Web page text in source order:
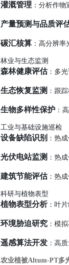
灌溉管理 ：分析作
产量预测与品质评
碳汇核算 ：高分辨
林业与生态监测
森林健康评估：多
生态恢复监测 ：跟
生物多样性保护 ：
工业与基础设施巡检
设备缺陷识别 ：热
光伏电站监测 ：热
建筑节能评估：热
科研与植物表型
植物表型分析：叶
环境胁迫研究 ：模
遥感算法开发 ：高
农业植被Altum-PT多